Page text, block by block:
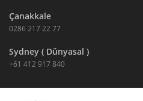
Çanakkale
0286 217 22 77
Sydney ( Dünyasal )
+61 412 917 840